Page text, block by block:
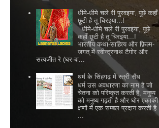
धीमे-धीमे चले री पुरवइया, पूछे कहाँ
छूटी है तू चिरइया...!
धीमे-धीमे चले री पुरवइया, पूछे
कहाँ छूटी है तू चिरइया...!
भारतीय कथा-साहित्य और फ़िल्म-
जगत् में रवीन्द्रनाथ टैगोर और
सत्यजीत रे (घर-बा...
धर्म के सिंहगढ़ में स्त्री सैंध
धर्म उस अवधारणा का नाम है जो
चेतना को परिष्कृत करती है, मनुष्य
को मनुष्य गढ़ती है और घोर एकाकी
क्षणों में एक सम्बल प्रदान करती है
...